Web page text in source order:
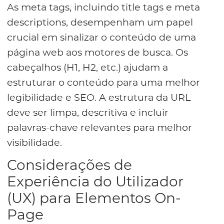
As meta tags, incluindo title tags e meta
descriptions, desempenham um papel
crucial em sinalizar o conteúdo de uma
página web aos motores de busca. Os
cabeçalhos (H1, H2, etc.) ajudam a
estruturar o conteúdo para uma melhor
legibilidade e SEO. A estrutura da URL
deve ser limpa, descritiva e incluir
palavras-chave relevantes para melhor
visibilidade.
Considerações de
Experiência do Utilizador
(UX) para Elementos On-
Page